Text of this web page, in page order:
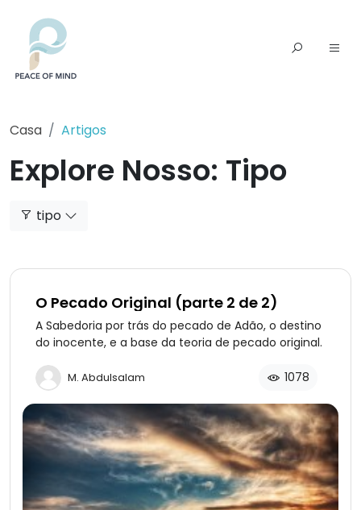
Casa Artigos
Explore Nosso: Tipo
tipo
O Pecado Original (parte 2 de 2)
A Sabedoria por trás do pecado de Adão, o destino
do inocente, e a base da teoria de pecado original.
M. Abdulsalam 1078